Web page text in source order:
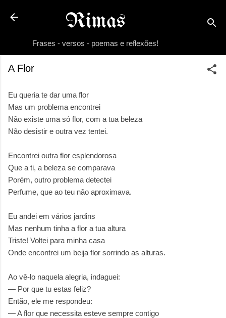
Pular para o conteúdo principal
Rimas
Frases - versos - poemas e reflexões!
A Flor
Eu queria te dar uma flor
Mas um problema encontrei
Não existe uma só flor, com a tua beleza
Não desistir e outra vez tentei.
Encontrei outra flor esplendorosa
Que a ti, a beleza se comparava
Porém, outro problema detectei
Perfume, que ao teu não aproximava.
Eu andei em vários jardins
Mas nenhum tinha a flor a tua altura
Triste! Voltei para minha casa
Onde encontrei um beija flor sorrindo as alturas.
Ao vê-lo naquela alegria, indaguei:
— Por que tu estas feliz?
Então, ele me respondeu:
— A flor que necessita esteve sempre contigo